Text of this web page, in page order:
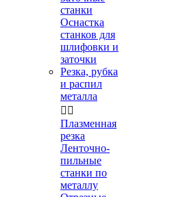
станки
Оснастка
станков для
шлифовки и
заточки
Резка, рубка
и распил
металла
 
Плазменная
резка
Ленточно-
пильные
станки по
металлу